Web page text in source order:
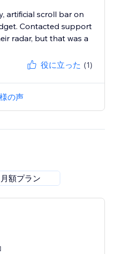
artificial scroll bar on
Contacted support
radar, but that was a
役に立った (1)
の声
月額プラン